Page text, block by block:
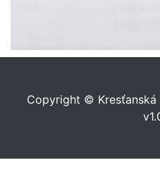
Copyright © Kresťanská